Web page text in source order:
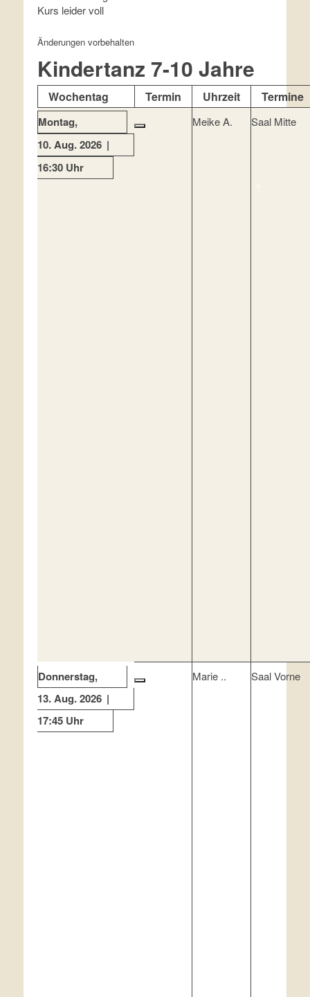
Kurs leider voll
Änderungen vorbehalten
Kindertanz 7-10 Jahre
Wochentag Termin Uhrzeit Termine
Montag
10. Aug. 2026
16:30 Uhr
Meike A. Saal Mitte
×
Donnerstag
13. Aug. 2026
17:45 Uhr
Marie .. Saal Vorne